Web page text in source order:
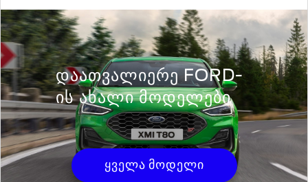
ᲓᲐᲐᲗᲕᲐᲚᲘᲔᲠᲔ FORD-
ᲘᲡ ᲐᲮᲐᲚᲘ ᲛᲝᲓᲔᲚᲔᲑᲘ
ყველა მოდელი